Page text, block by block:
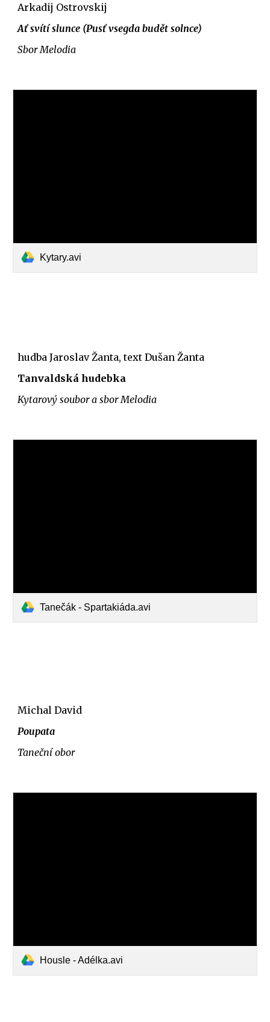
Arkadij Ostrovskij
Ať svítí slunce (Pusť vsegda budět solnce)
Sbor Melodia
Kytary.avi
hudba Jaroslav Žanta, text Dušan Žanta
Tanvaldská hudebka
Kytarový soubor a sbor Melodia
Tanečák - Spartakiáda.avi
Michal David
Poupata
Taneční obor
Housle - Adélka.avi